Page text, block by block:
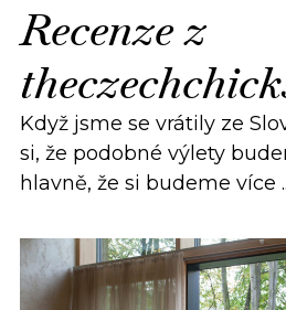
Recenze z
Když jsme se vrátily ze
si, že podobné výlety
hlavně, že si budeme více